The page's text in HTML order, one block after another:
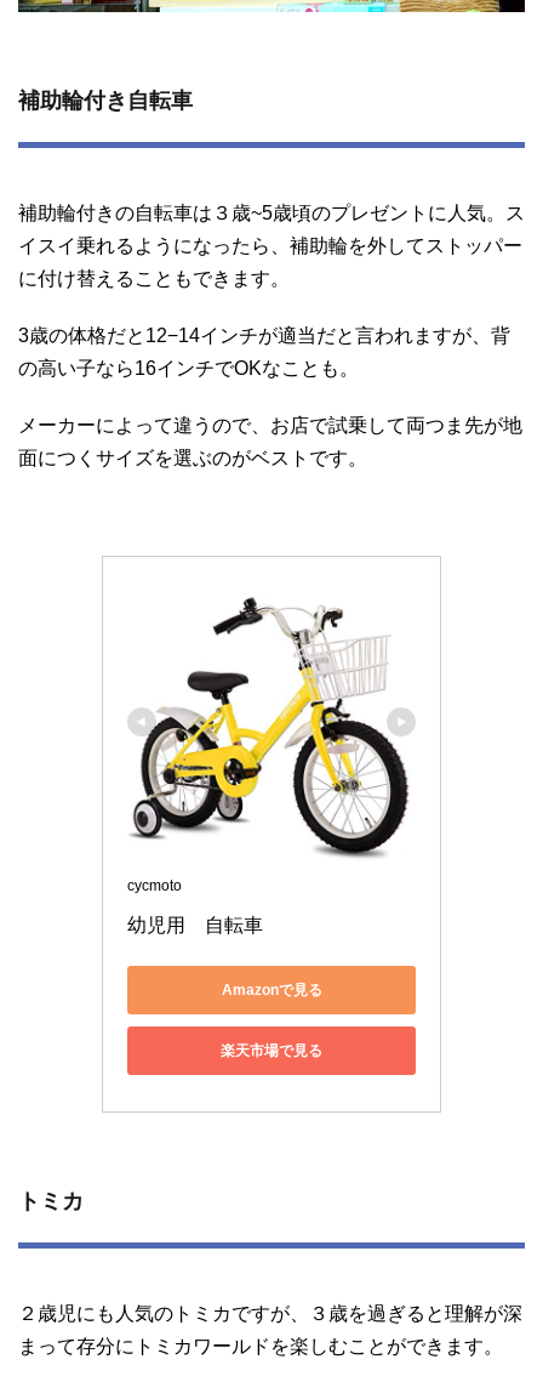
補助輪付き自転車
補助輪付きの自転車は３歳~5歳頃のプレゼントに人気。ス
イスイ乗れるようになったら、補助輪を外してストッパー
に付け替えることもできます。
3歳の体格だと12−14インチが適当だと言われますが、背
の高い子なら16インチでOKなことも。
メーカーによって違うので、お店で試乗して両つま先が地
面につくサイズを選ぶのがベストです。
cycmoto
幼児用　自転車
Amazonで見る
楽天市場で見る
トミカ
２歳児にも人気のトミカですが、３歳を過ぎると理解が深
まって存分にトミカワールドを楽しむことができます。